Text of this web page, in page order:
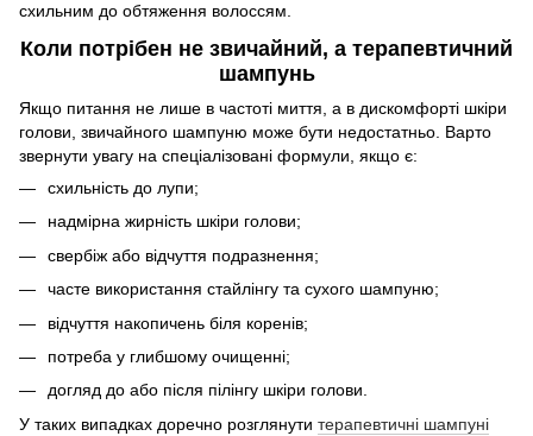
схильним до обтяження волоссям.
Коли потрібен не звичайний, а терапевтичний
шампунь
Якщо питання не лише в частоті миття, а в дискомфорті шкіри
голови, звичайного шампуню може бути недостатньо. Варто
звернути увагу на спеціалізовані формули, якщо є:
схильність до лупи;
надмірна жирність шкіри голови;
свербіж або відчуття подразнення;
часте використання стайлінгу та сухого шампуню;
відчуття накопичень біля коренів;
потреба у глибшому очищенні;
догляд до або після пілінгу шкіри голови.
У таких випадках доречно розглянути терапевтичні шампуні